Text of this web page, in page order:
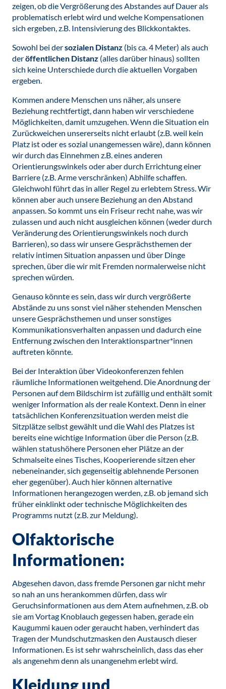
zeigen, ob die Vergrößerung des Abstandes auf Dauer als
problematisch erlebt wird und welche Kompensationen
sich ergeben, z.B. Intensivierung des Blickkontaktes.
Sowohl bei dersozialen Distanz (bis ca. 4 Meter) als auch
deröffentlichen Distanz (alles darüber hinaus) sollten
sich keine Unterschiede durch die aktuellen Vorgaben
ergeben.
Kommen andere Menschen uns näher, als unsere
Beziehung rechtfertigt, dann haben wir verschiedene
Möglichkeiten, damit umzugehen. Wenn die Situation ein
Zurückweichen unsererseits nicht erlaubt (z.B. weil kein
Platz ist oder es sozial unangemessen wäre), dann können
wir durch das Einnehmen z.B. eines anderen
Orientierungswinkels oder aber durch Errichtung einer
Barriere (z.B. Arme verschränken) Abhilfe schaffen.
Gleichwohl führt das in aller Regel zu erlebtem Stress. Wir
können aber auch unsere Beziehung an den Abstand
anpassen. So kommt uns ein Friseur recht nahe, was wir
zulassen und auch nicht ausgleichen können (weder durch
Veränderung des Orientierungswinkels noch durch
Barrieren), so dass wir unsere Gesprächsthemen der
relativ intimen Situation anpassen und über Dinge
sprechen, über die wir mit Fremden normalerweise nicht
sprechen würden.
Genauso könnte es sein, dass wir durch vergrößerte
Abstände zu uns sonst viel näher stehenden Menschen
unsere Gesprächsthemen und unser sonstiges
Kommunikationsverhalten anpassen und dadurch eine
Entfernung zwischen den Interaktionspartner*innen
auftreten könnte.
Bei der Interaktion über Videokonferenzen fehlen
räumliche Informationen weitgehend. Die Anordnung der
Personen auf dem Bildschirm ist zufällig und enthält somit
weniger Information als der reale Kontext. Denn in einer
tatsächlichen Konferenzsituation werden meist die
Sitzplätze selbst gewählt und die Wahl des Platzes ist
bereits eine wichtige Information über die Person (z.B.
wählen statushöhere Personen eher Plätze an der
Schmalseite eines Tisches, Kooperierende sitzen eher
nebeneinander, sich gegenseitig ablehnende Personen
eher gegenüber). Auch hier können alternative
Informationen herangezogen werden, z.B. ob jemand sich
früher einklinkt oder technische Möglichkeiten des
Programms nutzt (z.B. zur Meldung).
Olfaktorische
Informationen:
Abgesehen davon, dass fremde Personen gar nicht mehr
so nah an uns herankommen dürfen, dass wir
Geruchsinformationen aus dem Atem aufnehmen, z.B. ob
sie am Vortag Knoblauch gegessen haben, gerade ein
Kaugummi kauen oder geraucht haben, verhindert das
Tragen der Mundschutzmasken den Austausch dieser
Informationen. Es ist sehr wahrscheinlich, dass das eher
als angenehm denn als unangenehm erlebt wird.
Kleidung und